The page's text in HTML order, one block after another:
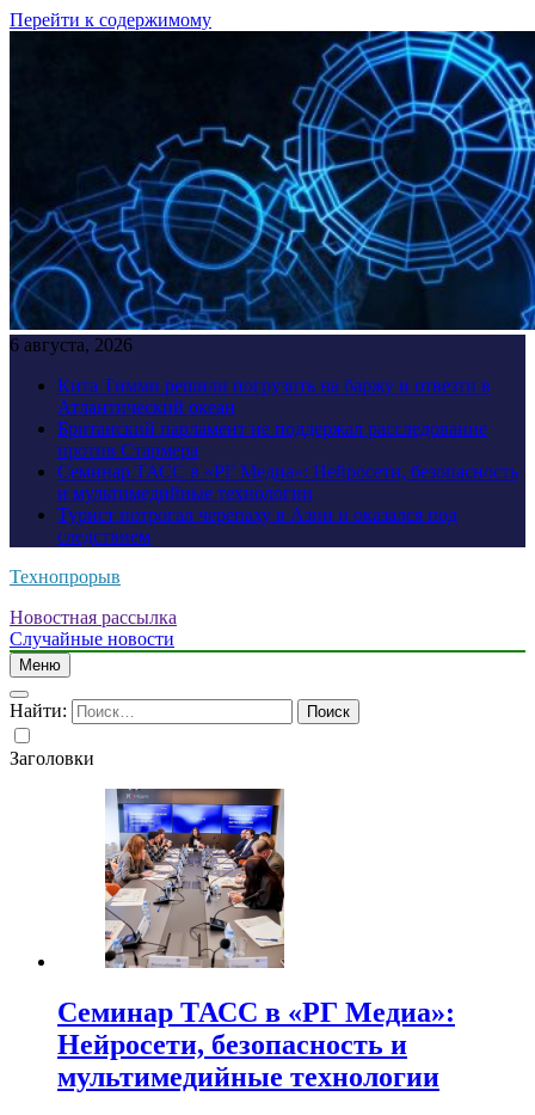
Перейти к содержимому
6 августа, 2026
Кита Тимми решили погрузить на баржу и отвезти в
Атлантический океан
Британский парламент не поддержал расследование
против Стармера
Семинар ТАСС в «РГ Медиа»: Нейросети, безопасность
и мультимедийные технологии
Турист потрогал черепаху в Азии и оказался под
следствием
Технопрорыв
Новостная рассылка
Случайные новости
Меню
Найти:
Заголовки
Семинар ТАСС в «РГ Медиа»:
Нейросети, безопасность и
мультимедийные технологии